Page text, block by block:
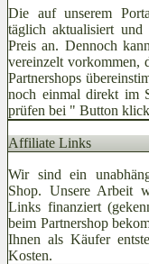
Die auf unserem
täglich aktualisiert
Preis an. Dennoch
vereinzelt vorkommen,
Partnershops
noch einmal direkt im
prüfen bei " Button
Affiliate Links
Wir sind ein
Shop. Unsere Arbeit
Links finanziert
beim Partnershop
Ihnen als Käufer
Kosten.